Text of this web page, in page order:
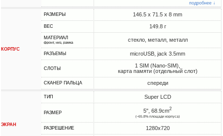
подробнее ↓
КОРПУС
РАЗМЕРЫ 146.5 x 71.5 x 8 mm
ВЕС 149.8 г
МАТЕРИАЛ
фронт, низ, рамка стекло, металл, металл
РАЗЪЕМЫ microUSB, jack 3.5mm
СЛОТЫ
1 SIM (Nano-SIM),
карта памяти (отдельный слот)
СКАНЕР ПАЛЬЦА спереди
ЭКРАН
ТИП Super LCD
РАЗМЕР 5", 68.9cm2
(~65.8% площади корпуса)
РАЗРЕШЕНИЕ 1280x720